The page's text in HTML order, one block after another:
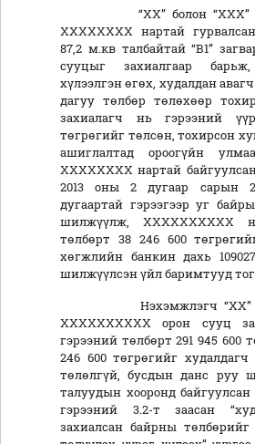
“ХХ” болон “ХХХ”
ХХХХХХХХ нартай
87,2 м.кв талбайтай “В1”
сууцыг захиалгаар
хүлээлгэн өгөх, худалдан
дагуу төлбөр төлөхөөр
захиалагч нь гэрээний
төгрөгийг төлсөн, тохирсон
ашиглалтад ороогүйн
ХХХХХХХХ нартай байгуулсан
2013 оны 2 дугаар сарын
дугаартай гэрээгээр уг
шилжүүлж, ХХХХХХХХХХ
төлбөрт 38 246 600
хөгжлийн банкин дахь
шилжүүлсэн үйл баримтууд
Нэхэмжлэгч “ХХ”
ХХХХХХХХХХ орон сууц
гэрээний төлбөрт 291 945 600
246 600 төгрөгийг
төлөлгүй, бусдын данс руу
талуудын хооронд
гэрээний 3.2-т заасан
захиалсан байрны